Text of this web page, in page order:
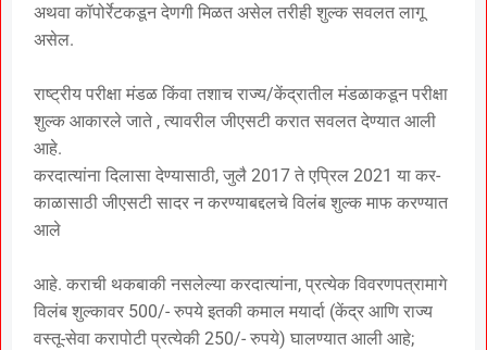
अथवा कॉपोर्रेटकडून देणगी मिळत असेल तरीही शुल्क सवलत लागू
असेल.
राष्ट्रीय परीक्षा मंडळ किंवा तशाच राज्य/केंद्रातील मंडळाकडून परीक्षा
शुल्क आकारले जाते , त्यावरील जीएसटी करात सवलत देण्यात आली
आहे.
करदात्यांना दिलासा देण्यासाठी, जुलै 2017 ते एप्रिल 2021 या कर-
काळासाठी जीएसटी सादर न करण्याबद्दलचे विलंब शुल्क माफ करण्यात
आले
आहे. कराची थकबाकी नसलेल्या करदात्यांना, प्रत्येक विवरणपत्रामागे
विलंब शुल्कावर 500/- रुपये इतकी कमाल मयार्दा (केंद्र आणि राज्य
वस्तू-सेवा करापोटी प्रत्येकी 250/- रुपये) घालण्यात आली आहे;